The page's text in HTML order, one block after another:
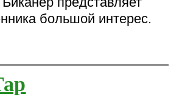
большой интерес.